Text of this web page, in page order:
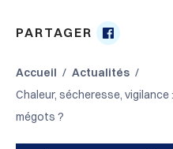
PARTAGER Partager
Facebook
Accueil
Actualités
Chaleur, sécheresse,
mégots ?